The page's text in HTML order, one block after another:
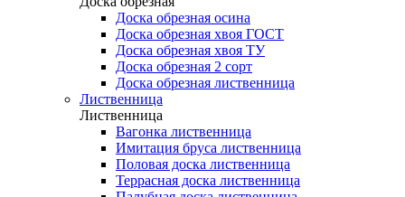
Доска обрезная осина
Доска обрезная хвоя ГОСТ
Доска обрезная хвоя ТУ
Доска обрезная 2 сорт
Доска обрезная лиственница
Лиственница
Лиственница
Вагонка лиственница
Имитация бруса лиственница
Половая доска лиственница
Террасная доска лиственница